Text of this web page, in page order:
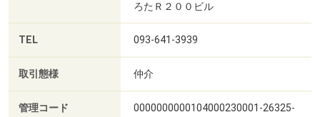
ろたＲ２００ビル
TEL 093-641-3939
取引態様 仲介
管理コード
0000000000104000230001-26325-